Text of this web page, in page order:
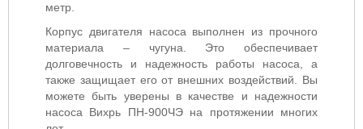
метр.
Корпус двигателя насоса выполнен из прочного
материала – чугуна. Это обеспечивает
долговечность и надежность работы насоса, а
также защищает его от внешних воздействий. Вы
можете быть уверены в качестве и надежности
насоса Вихрь ПН-900ЧЭ на протяжении многих